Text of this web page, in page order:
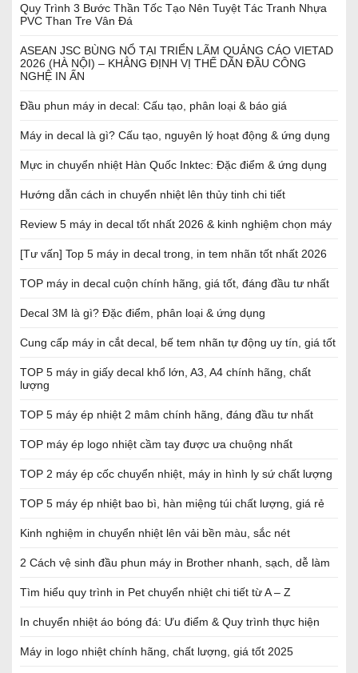
Quy Trình 3 Bước Thần Tốc Tạo Nên Tuyệt Tác Tranh Nhựa
PVC Than Tre Vân Đá
ASEAN JSC BÙNG NỔ TẠI TRIỂN LÃM QUẢNG CÁO VIETAD
2026 (HÀ NỘI) – KHẲNG ĐỊNH VỊ THẾ DẪN ĐẦU CÔNG
NGHỆ IN ẤN
Đầu phun máy in decal: Cấu tạo, phân loại & báo giá
Máy in decal là gì? Cấu tạo, nguyên lý hoạt động & ứng dụng
Mực in chuyển nhiệt Hàn Quốc Inktec: Đặc điểm & ứng dụng
Hướng dẫn cách in chuyển nhiệt lên thủy tinh chi tiết
Review 5 máy in decal tốt nhất 2026 & kinh nghiệm chọn máy
[Tư vấn] Top 5 máy in decal trong, in tem nhãn tốt nhất 2026
TOP máy in decal cuộn chính hãng, giá tốt, đáng đầu tư nhất
Decal 3M là gì? Đặc điểm, phân loại & ứng dụng
Cung cấp máy in cắt decal, bế tem nhãn tự động uy tín, giá tốt
TOP 5 máy in giấy decal khổ lớn, A3, A4 chính hãng, chất
lượng
TOP 5 máy ép nhiệt 2 mâm chính hãng, đáng đầu tư nhất
TOP máy ép logo nhiệt cầm tay được ưa chuộng nhất
TOP 2 máy ép cốc chuyển nhiệt, máy in hình ly sứ chất lượng
TOP 5 máy ép nhiệt bao bì, hàn miệng túi chất lượng, giá rẻ
Kinh nghiệm in chuyển nhiệt lên vải bền màu, sắc nét
2 Cách vệ sinh đầu phun máy in Brother nhanh, sạch, dễ làm
Tìm hiểu quy trình in Pet chuyển nhiệt chi tiết từ A – Z
In chuyển nhiệt áo bóng đá: Ưu điểm & Quy trình thực hiện
Máy in logo nhiệt chính hãng, chất lượng, giá tốt 2025